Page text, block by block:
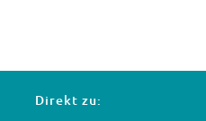
Direkt zu: